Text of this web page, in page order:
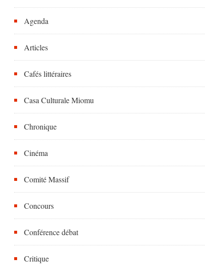
Agenda
Articles
Cafés littéraires
Casa Culturale Miomu
Chronique
Cinéma
Comité Massif
Concours
Conférence débat
Critique